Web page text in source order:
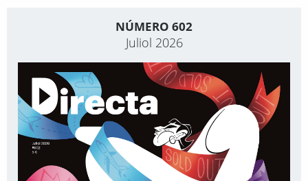
NÚMERO 602
Juliol 2026